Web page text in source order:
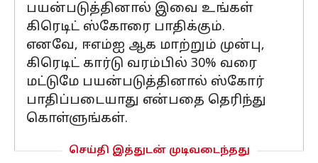
பயன்படுத்தினால் இவை உங்கள்
கிரெடிட் ஸ்கோரை பாதிக்கும்.
எனவே, ஈஎம்ஐ ஆக மாற்றும் முன்பு,
கிரெடிட் கார்டு வரம்பில் 30% வரை
மட்டுமே பயன்படுத்தினால் ஸ்கோர்
பாதிப்படையாது என்பதை தெரிந்து
கொள்ளுங்கள்.
செய்தி இத்துடன் முடிவடைந்தது